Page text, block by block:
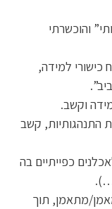
והוכשרתי
כישורי למידה,
וקשב.
התנהגותיות, קשב
כפייתיים בה
מתאמן, תוך